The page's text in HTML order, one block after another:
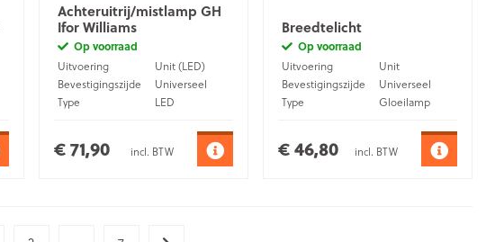
Achteruitrij/mistlamp GH
Ifor Williams
Op voorraad
Uitvoering
Unit (LED)
Bevestigingszijde
Universeel
Type
LED
€ 71,90 incl. BTW
Breedtelicht
Op voorraad
Uitvoering
Unit
Bevestigingszijde
Universeel
Type
Gloeilamp
€ 46,80 incl. BTW